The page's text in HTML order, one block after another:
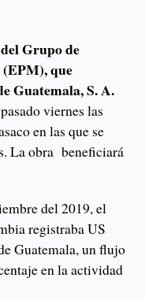
Grupo de
que
Guatemala, S. A.
viernes las
en las que se
La obra beneficiará
del 2019, el
registraba US
Guatemala, un flujo
en la actividad